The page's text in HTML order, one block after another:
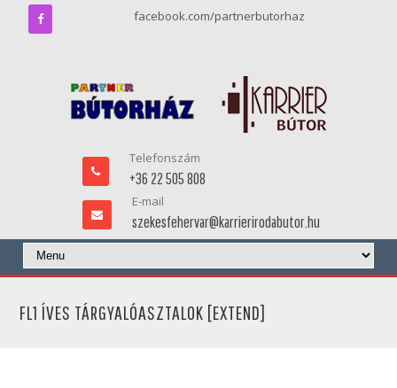
facebook.com/partnerbutorhaz
Telefonszám
+36 22 505 808
E-mail
szekesfehervar@karrierirodabutor.hu
FL1 ÍVES TÁRGYALÓASZTALOK [EXTEND]